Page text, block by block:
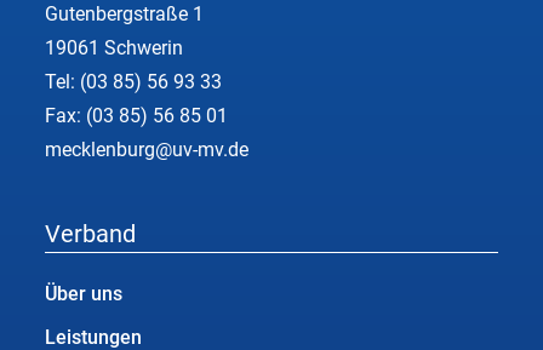
Gutenbergstraße 1
19061 Schwerin
Tel: (03 85) 56 93 33
Fax: (03 85) 56 85 01
mecklenburg@uv-mv.de
Verband
Über uns
Leistungen